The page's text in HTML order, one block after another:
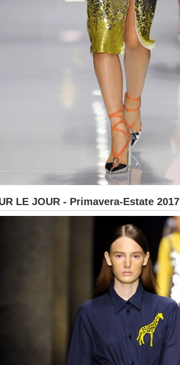
LE JOUR - Primavera-Estate 2017